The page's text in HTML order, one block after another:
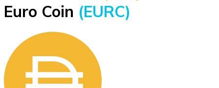
BTC
Euro Coin (EURC)